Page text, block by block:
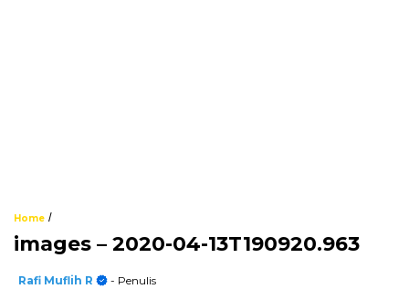
Home /
images – 2020-04-13T190920.963
Rafi Muflih R
- Penulis